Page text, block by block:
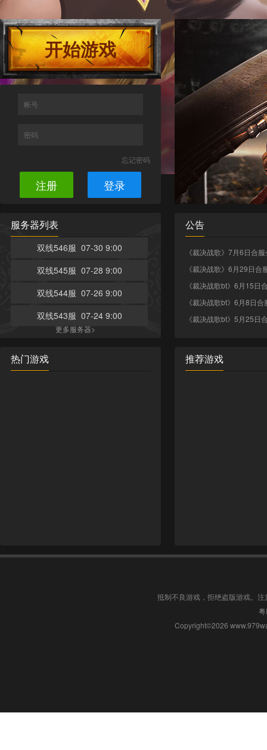
开始游戏
帐号
密码
忘记密码
注册 登录
服务器列表
双线546服 07-30 9:00
双线545服 07-28 9:00
双线544服 07-26 9:00
双线543服 07-24 9:00
更多服务器>
热门游戏
公告
《裁决战歌》7月6日合
《裁决战歌》6月29日合
《裁决战歌bt》6月15日
《裁决战歌bt》6月8日合
《裁决战歌bt》5月25日
推荐游戏
抵制不良游戏，拒绝盗版游戏。
Copyright©2026